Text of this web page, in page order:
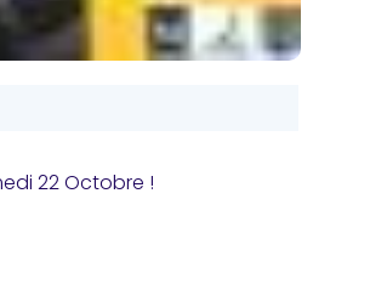
22 Octobre !